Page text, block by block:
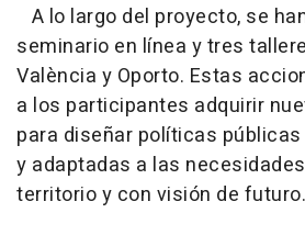
A lo largo del proyecto, se
seminario en línea y tres
València y Oporto. Estas
a los participantes adquirir
para diseñar políticas
y adaptadas a las
territorio y con visión de futuro.